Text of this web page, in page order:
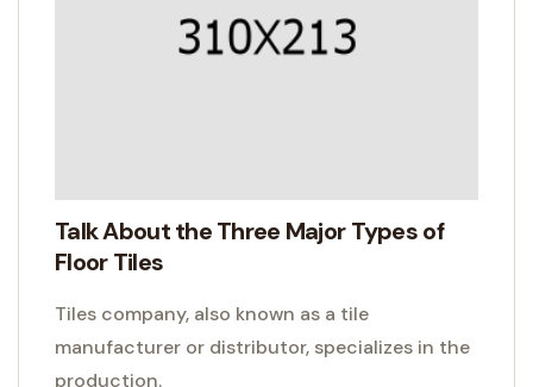
Talk About the Three Major Types of
Floor Tiles
Tiles company, also known as a tile
manufacturer or distributor, specializes in the
production.